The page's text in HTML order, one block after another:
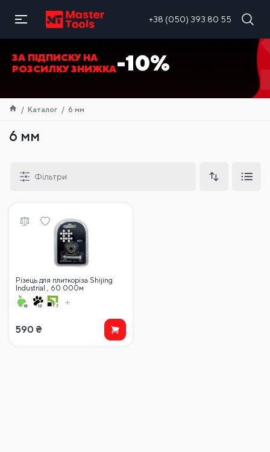
+38 (050) 393 80 55
UA
ЗА ПІДПИСКУ НА
РОЗСИЛКУ ЗНИЖКА-10%
Каталог 6 мм
6 мм
Фільтри
Різець для плиткоріза Shijing
lndustrial , 60 000м
590 ₴